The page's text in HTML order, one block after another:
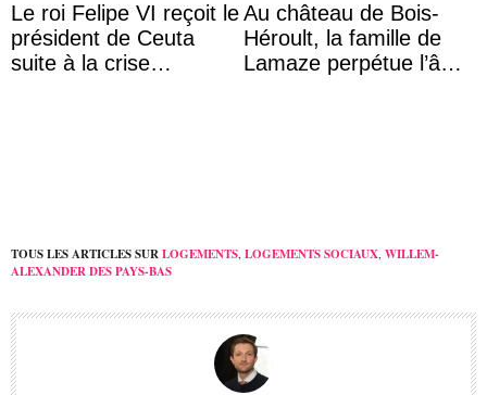
Le roi Felipe VI reçoit le
président de Ceuta
suite à la crise
Au château de Bois-
Héroult, la famille de
Lamaze perpétue l’âme
TOUS LES ARTICLES SURLOGEMENTS LOGEMENTS SOCIAUX WILLEM-
ALEXANDER DES PAYS-BAS